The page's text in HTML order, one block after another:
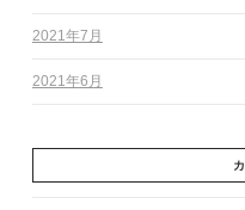
2021年7月
2021年6月